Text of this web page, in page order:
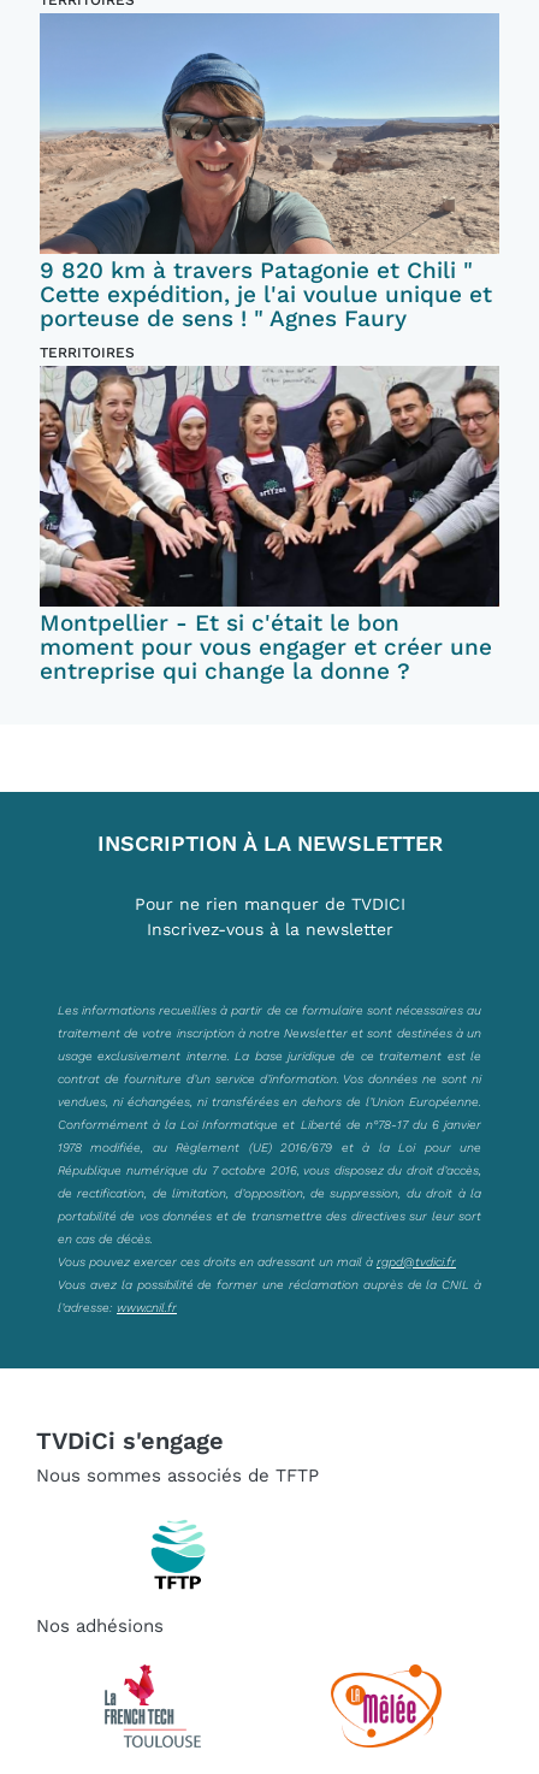
9 820 km à travers Patagonie et Chili "
Cette expédition, je l'ai voulue unique et
porteuse de sens ! " Agnes Faury
TERRITOIRES
Montpellier - Et si c'était le bon
moment pour vous engager et créer une
entreprise qui change la donne ?
INSCRIPTION À LA NEWSLETTER
Pour ne rien manquer de TVDICI
Inscrivez-vous à la newsletter
Les informations recueillies à partir de ce formulaire sont nécessaires au
traitement de votre inscription à notre Newsletter et sont destinées à un
usage exclusivement interne. La base juridique de ce traitement est le
contrat de fourniture d’un service d’information. Vos données ne sont ni
vendues, ni échangées, ni transférées en dehors de l’Union Européenne.
Conformément à la Loi Informatique et Liberté de n°78-17 du 6 janvier
1978 modifiée, au Règlement (UE) 2016/679 et à la Loi pour une
République numérique du 7 octobre 2016, vous disposez du droit d’accès,
de rectification, de limitation, d’opposition, de suppression, du droit à la
portabilité de vos données et de transmettre des directives sur leur sort
en cas de décès.
Vous pouvez exercer ces droits en adressant un mail à rgpd@tvdici.fr
Vous avez la possibilité de former une réclamation auprès de la CNIL à
l’adresse: www.cnil.fr
TVDiCi s'engage
Nous sommes associés de TFTP
Nos adhésions